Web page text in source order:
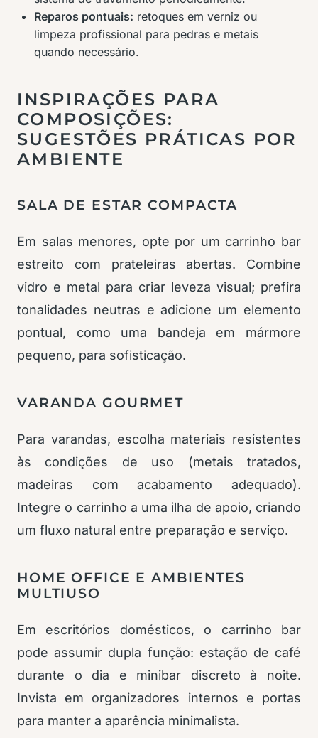
Reparos pontuais: retoques em verniz ou
limpeza profissional para pedras e metais
quando necessário.
INSPIRAÇÕES PARA
COMPOSIÇÕES:
SUGESTÕES PRÁTICAS POR
AMBIENTE
SALA DE ESTAR COMPACTA
Em salas menores, opte por um carrinho bar
estreito com prateleiras abertas. Combine
vidro e metal para criar leveza visual; prefira
tonalidades neutras e adicione um elemento
pontual, como uma bandeja em mármore
pequeno, para sofisticação.
VARANDA GOURMET
Para varandas, escolha materiais resistentes
às condições de uso (metais tratados,
madeiras com acabamento adequado).
Integre o carrinho a uma ilha de apoio, criando
um fluxo natural entre preparação e serviço.
HOME OFFICE E AMBIENTES
MULTIUSO
Em escritórios domésticos, o carrinho bar
pode assumir dupla função: estação de café
durante o dia e minibar discreto à noite.
Invista em organizadores internos e portas
para manter a aparência minimalista.